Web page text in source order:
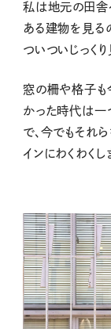
私は地元の田舎
ある建物を見る
ついついじっく
窓の柵や格子も
かった時代は一
で、今でもそれ
インにわくわくし